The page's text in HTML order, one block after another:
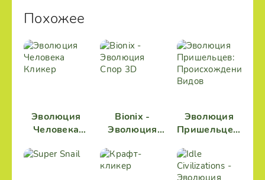
Похожее
Эволюция
Человека
Bionix -
Эволюция
Эволюция
Пришельцев:
Видов